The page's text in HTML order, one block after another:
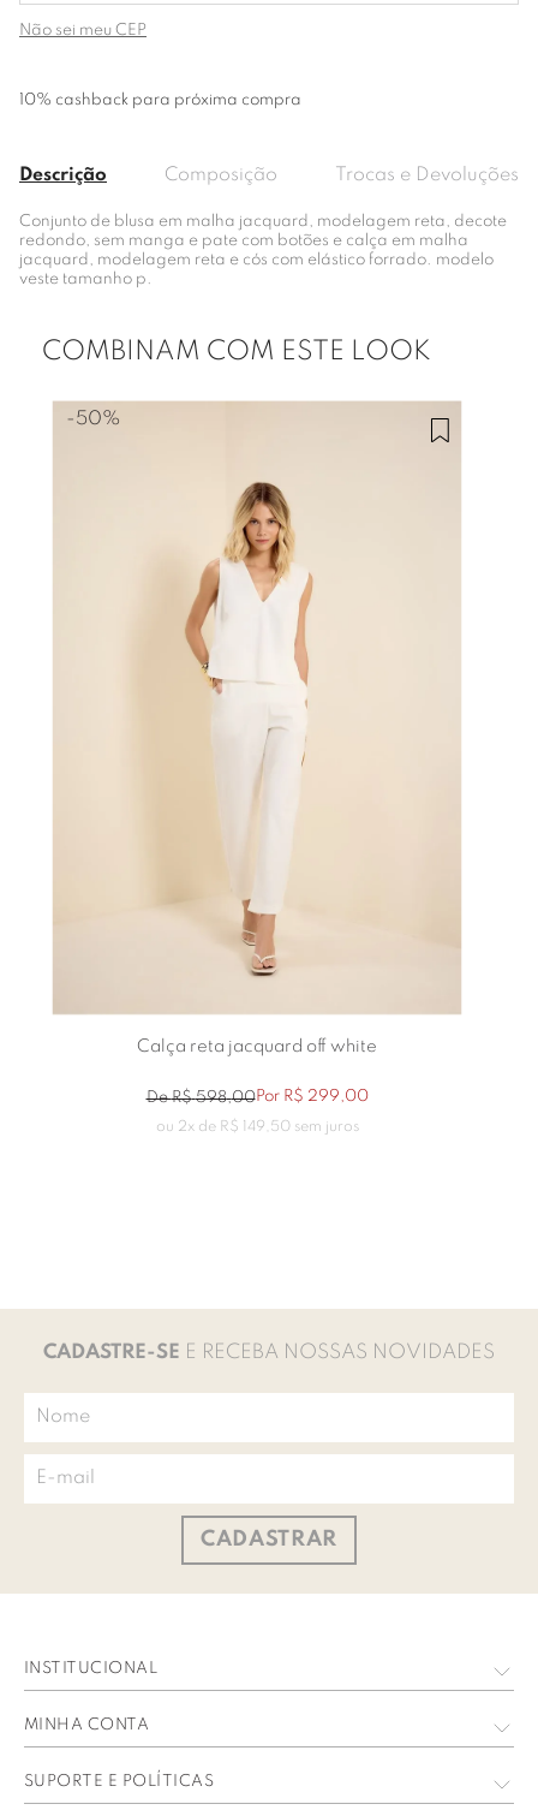
Não sei meu CEP
10% cashback para próxima compra
Descrição Composição Trocas e Devoluções
Conjunto de blusa em malha jacquard, modelagem reta, decote
redondo, sem manga e pate com botões e calça em malha
jacquard, modelagem reta e cós com elástico forrado. modelo
veste tamanho p.
COMBINAM COM ESTE LOOK
-50%
Calça reta jacquard off white
DeR$ 598,00Por R$ 299,00
ou 2x de R$ 149 50sem juros
CADASTRE-SE E RECEBA NOSSAS NOVIDADES
CADASTRAR
INSTITUCIONAL
Quem Somos
MINHA CONTA
Meus Dados
SUPORTE E POLÍTICAS